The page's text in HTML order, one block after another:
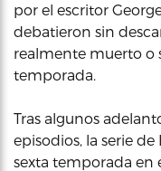
por el escritor
debatieron sin
realmente muerto o
temporada.
Tras algunos
episodios, la serie
sexta temporada en